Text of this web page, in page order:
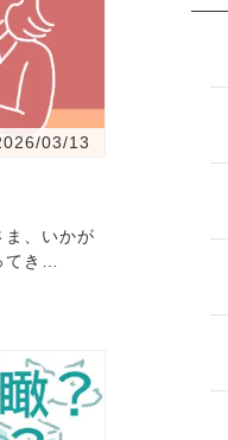
03/13
ま、いかが
き